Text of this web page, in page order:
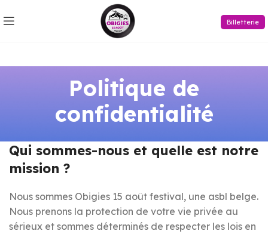
Billetterie
Politique de
confidentialité
Qui sommes-nous et quelle est notre
mission ?
Nous sommes Obigies 15 août festival, une asbl belge.
Nous prenons la protection de votre vie privée au
sérieux et sommes déterminés de respecter les lois en